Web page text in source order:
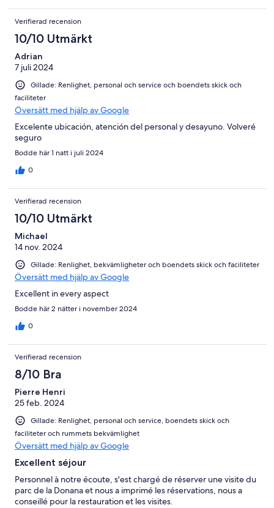
Verifierad recension
10/10 Utmärkt
Adrian
7 juli 2024
Gillade: Renlighet, personal och service och boendets skick och
faciliteter
Översätt med hjälp av Google
Excelente ubicación, atención del personal y desayuno. Volveré
seguro
Bodde här 1 natt i juli 2024
0
Verifierad recension
10/10 Utmärkt
Michael
14 nov. 2024
Gillade: Renlighet, bekvämligheter och boendets skick och faciliteter
Översätt med hjälp av Google
Excellent in every aspect
Bodde här 2 nätter i november 2024
0
Verifierad recension
8/10 Bra
Pierre Henri
25 feb. 2024
Gillade: Renlighet, personal och service, boendets skick och
faciliteter och rummets bekvämlighet
Översätt med hjälp av Google
Excellent séjour
Personnel à notre écoute, s'est chargé de réserver une visite du
parc de la Donana et nous a imprimé les réservations, nous a
conseillé pour la restauration et les visites.